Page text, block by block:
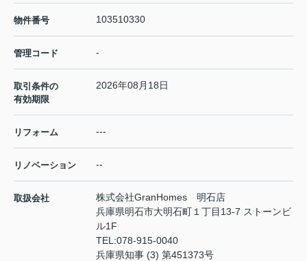
物件番号 103510330
管理コード -
取引条件の
有効期限
2026年08月18日
リフォーム ---
リノベーション --
取扱会社
株式会社GranHomes 明石店
兵庫県明石市大明石町１丁目13-7 ストーンビ
ル1F
TEL:078-915-0040
兵庫県知事 (3) 第451373号